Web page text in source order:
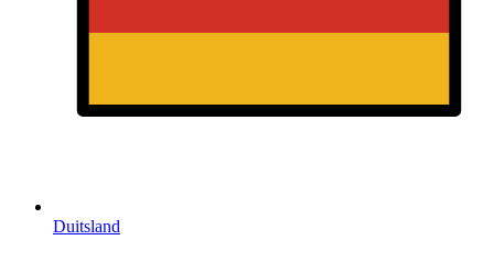
Duitsland